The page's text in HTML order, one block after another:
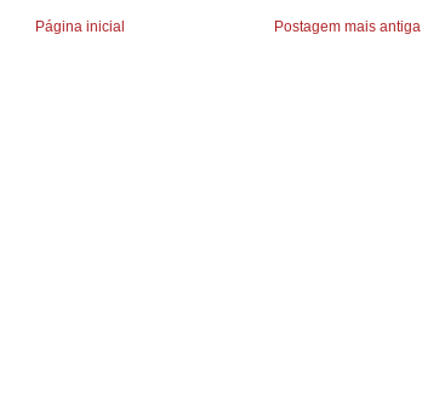
Postagem mais antiga
Página inicial